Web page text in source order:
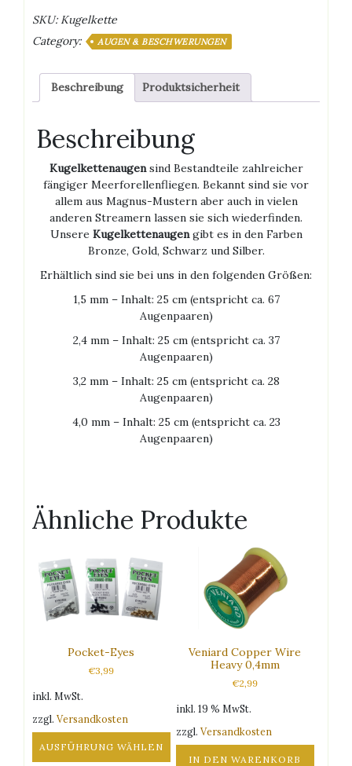
SKU: Kugelkette
Category:
AUGEN & BESCHWERUNGEN
Beschreibung Produktsicherheit
Beschreibung
Kugelkettenaugensind Bestandteile zahlreicher
fängiger Meerforellenfliegen. Bekannt sind sie vor
allem aus Magnus-Mustern aber auch in vielen
anderen Streamern lassen sie sich wiederfinden.
Unsere Kugelkettenaugengibt es in den Farben
Bronze, Gold, Schwarz und Silber.
Erhältlich sind sie bei uns in den folgenden Größen:
1,5 mm – Inhalt: 25 cm (entspricht ca. 67
Augenpaaren)
2,4 mm – Inhalt: 25 cm (entspricht ca. 37
Augenpaaren)
3,2 mm – Inhalt: 25 cm (entspricht ca. 28
Augenpaaren)
4,0 mm – Inhalt: 25 cm (entspricht ca. 23
Augenpaaren)
Ähnliche Produkte
Pocket-Eyes
€3,99
inkl. MwSt.
zzgl. Versandkosten
AUSFÜHRUNG WÄHLEN
Veniard Copper Wire
Heavy 0,4mm
€2,99
inkl. 19 % MwSt.
zzgl.Versandkosten
IN DEN WARENKORB